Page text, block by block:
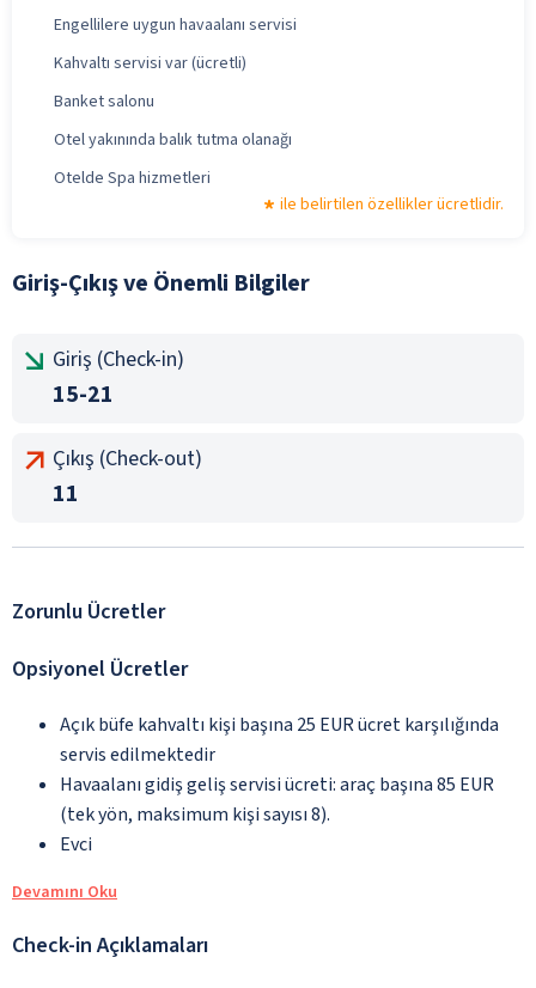
Engellilere uygun havaalanı servisi
Kahvaltı servisi var (ücretli)
Banket salonu
Otel yakınında balık tutma olanağı
Otelde Spa hizmetleri
ile belirtilen özellikler ücretlidir.
Giriş-Çıkış ve Önemli Bilgiler
Giriş (Check-in)
15-21
Çıkış (Check-out)
11
Zorunlu Ücretler
Opsiyonel Ücretler
Açık büfe kahvaltı kişi başına 25 EUR ücret karşılığında
servis edilmektedir
Havaalanı gidiş geliş servisi ücreti: araç başına 85 EUR
(tek yön, maksimum kişi sayısı 8).
Evci
Devamını Oku
Check-in Açıklamaları